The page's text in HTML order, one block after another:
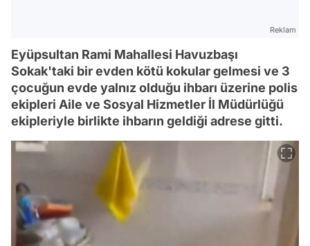
Reklam
Eyüpsultan Rami Mahallesi Havuzbaşı
Sokak'taki bir evden kötü kokular gelmesi ve 3
çocuğun evde yalnız olduğu ihbarı üzerine polis
ekipleri Aile ve Sosyal Hizmetler İl Müdürlüğü
ekipleriyle birlikte ihbarın geldiği adrese gitti.